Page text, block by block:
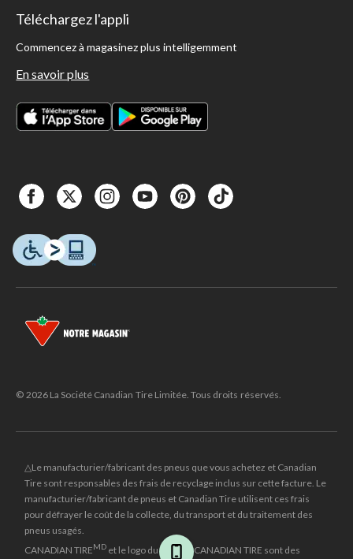
Téléchargez l'appli
Commencez à magasinez plus intelligemment
En savoir plus
© 2026 La Société Canadian Tire Limitée. Tous droits réservés.
△Le manufacturier/fabricant des pneus que vous achetez et Canadian
Tire sont responsables des frais de recyclage inclus sur cette facture. Le
manufacturier/fabricant de pneus et Canadian Tire utilisent ces frais
pour défrayer le coût de la collecte, du transport et du traitement des
pneus usagés.
CANADIAN TIREMD et le logo du triangle CANADIAN TIRE sont des